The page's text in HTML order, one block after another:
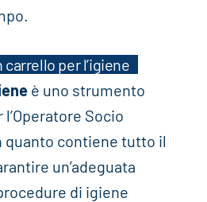
per l’igiene
è uno strumento
Socio
quanto contiene tutto il
un’adeguata
di igiene